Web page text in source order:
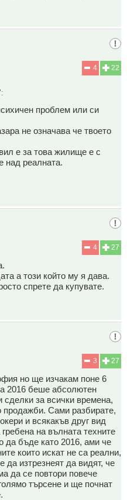
22
4
проблем или си
не означава че твоето
е за това жилище е с
над реалната.
27
4
а този който му я дава.
спрете да купувате.
27
3
но ще изчакам поне 6
2016 беше абсолютен
сделки за всички времена,
продажби. Сами разбирате,
и всякакъв друг вид
на вълната техните
да бъде като 2016, ами че
които искат не са реални,
да изтрезнеят да видят, че
да се повтори повече
търсене и ще почнат